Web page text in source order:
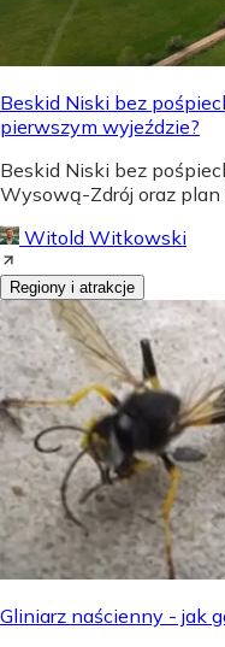
Beskid Niski bez
pierwszym wyjeździe?
Beskid Niski bez
Wysową-Zdrój oraz plan
Witold Witkowski
Regiony i atrakcje
Gliniarz naścienny - jak